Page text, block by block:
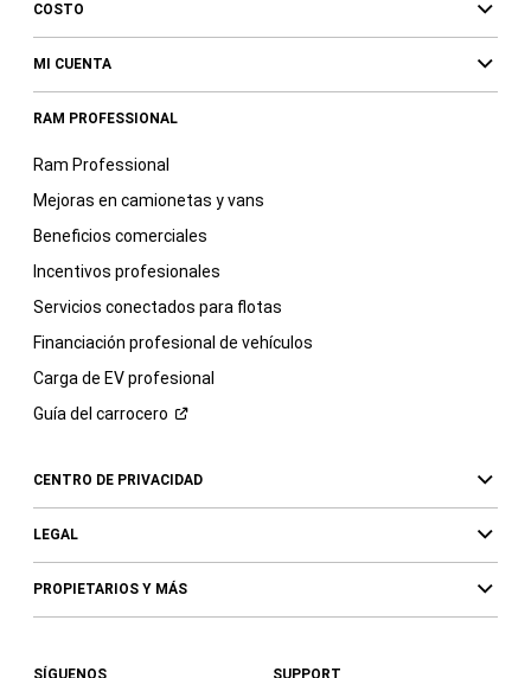
COSTO
MI CUENTA
RAM PROFESSIONAL
Ram Professional
Mejoras en camionetas y vans
Beneficios comerciales
Incentivos profesionales
Servicios conectados para flotas
Financiación profesional de vehículos
Carga de EV profesional
Guía del carrocero
CENTRO DE PRIVACIDAD
LEGAL
PROPIETARIOS Y MÁS